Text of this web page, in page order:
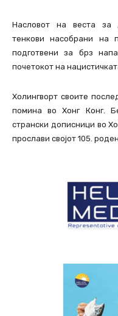
Насловот на веста за
тенкови насобрани на
подготвени за брз
почетокот на
Холингворт своите
помина во Хонг Конг.
странски дописници во
прослави својот 105.